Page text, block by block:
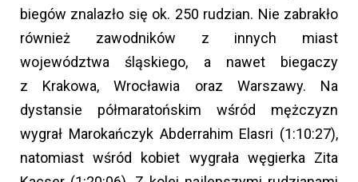
biegów znalazło się ok. 250 rudzian. Nie zabrakło
również zawodników z innych miast
województwa śląskiego, a nawet biegaczy
z Krakowa, Wrocławia oraz Warszawy. Na
dystansie półmaratońskim wśród mężczyzn
wygrał Marokańczyk Abderrahim Elasri (1:10:27),
natomiast wśród kobiet wygrała węgierka Zita